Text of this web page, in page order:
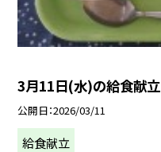
3月11日(水)の給食献立
公開日 2026/03/11
給食献立